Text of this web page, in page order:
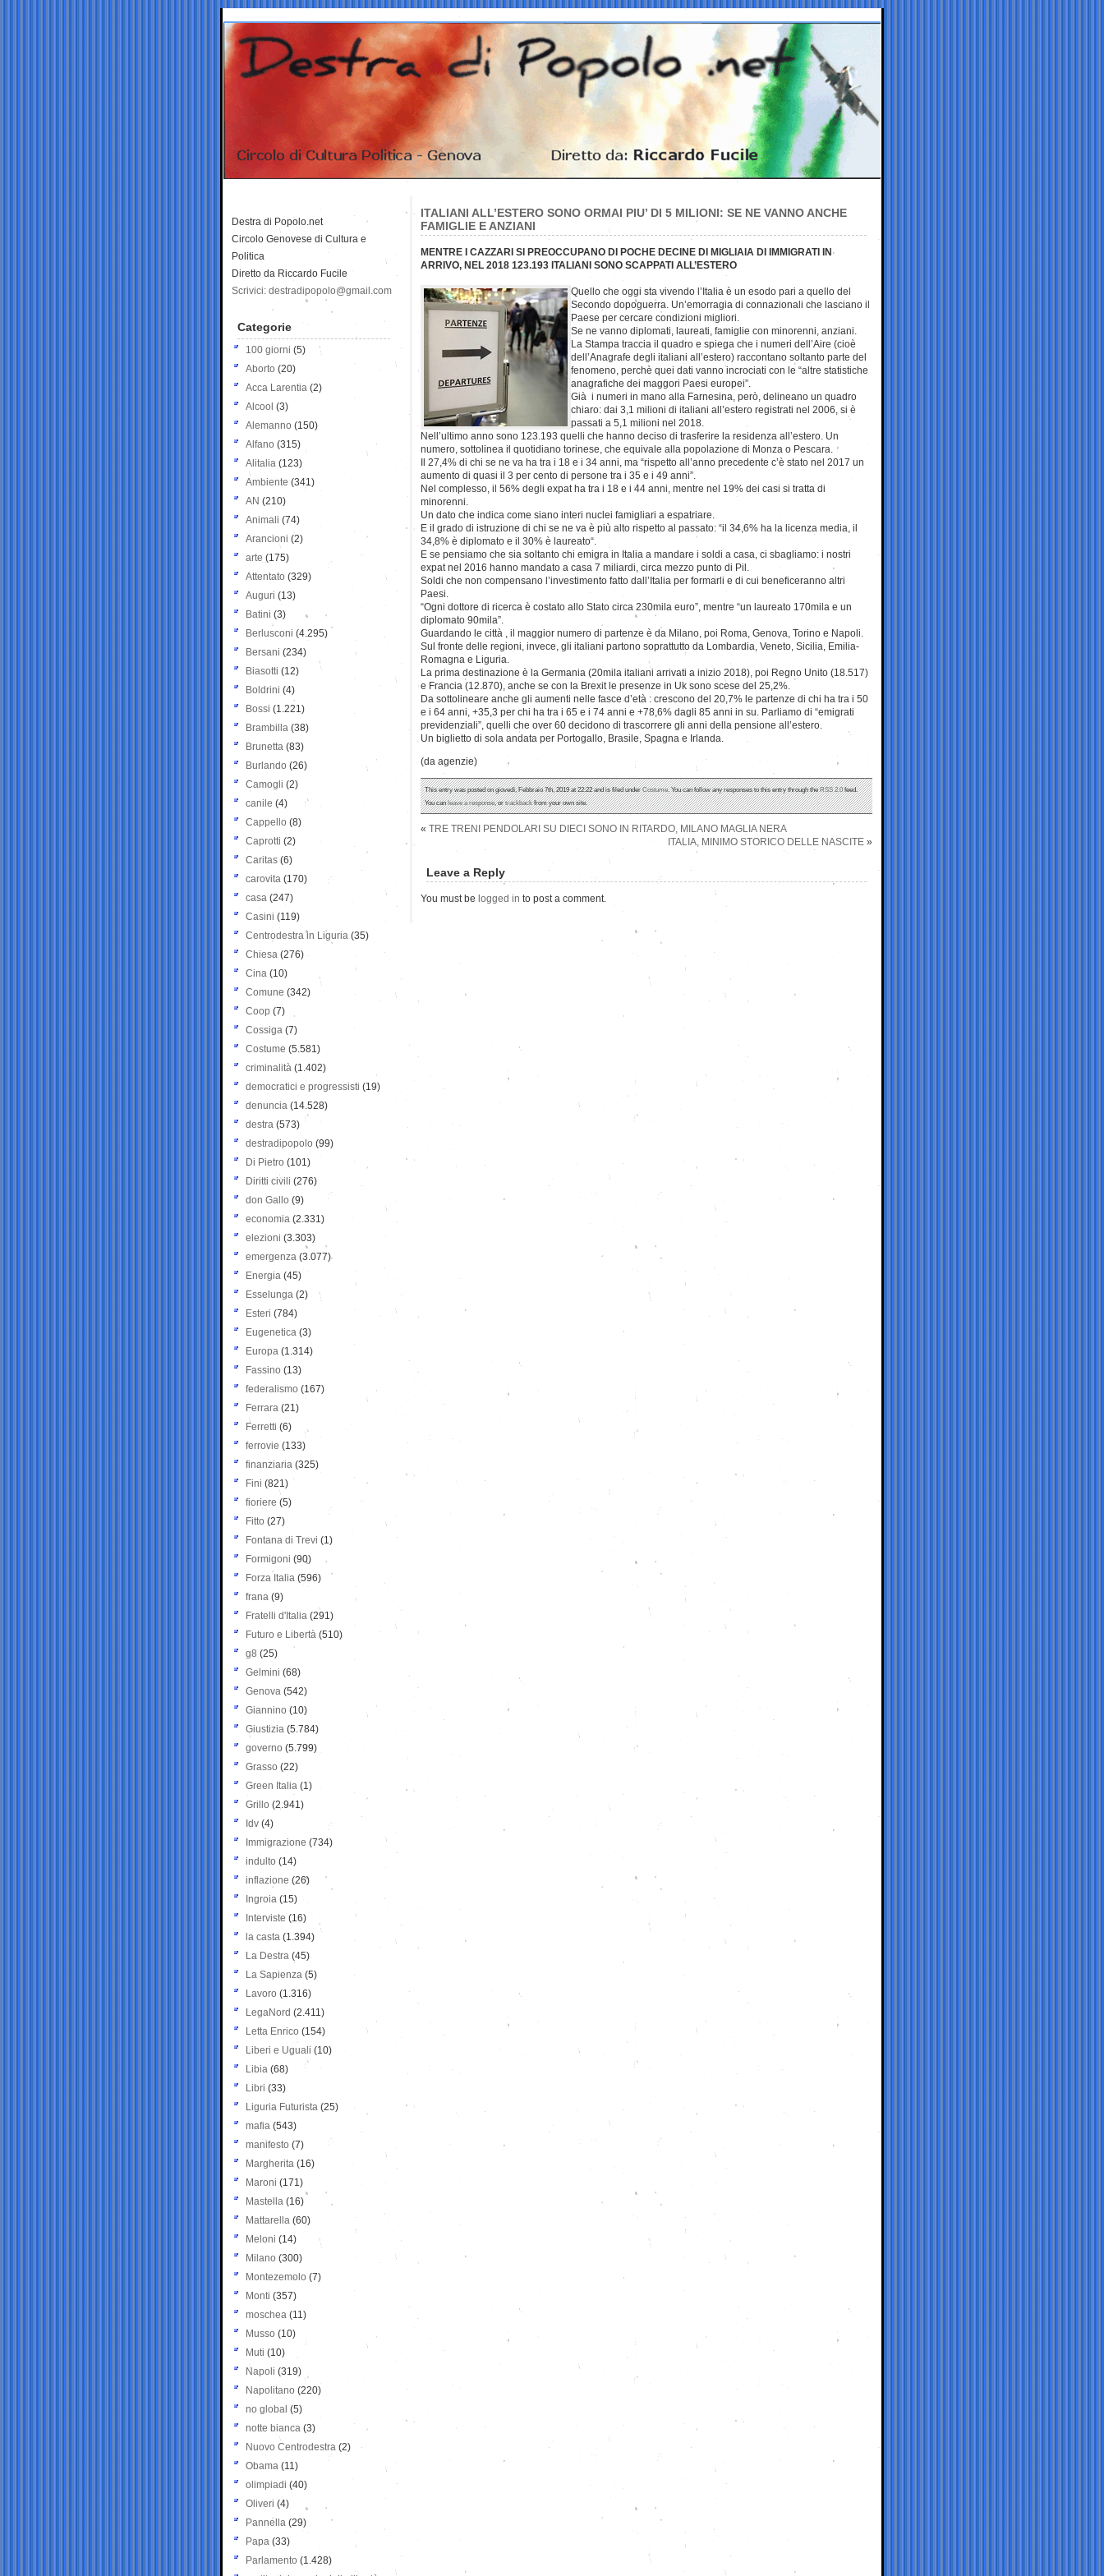
ITALIANI ALL’ESTERO SONO ORMAI PIU’ DI 5 MILIONI: SE NE VANNO ANCHE
FAMIGLIE E ANZIANI
MENTRE I CAZZARI SI PREOCCUPANO DI POCHE DECINE DI MIGLIAIA DI IMMIGRATI IN
ARRIVO, NEL 2018 123.193 ITALIANI SONO SCAPPATI ALL’ESTERO
Quello che oggi sta vivendo l’Italia è un esodo pari a quello del
Secondo dopoguerra. Un’emorragia di connazionali che lasciano il
Paese per cercare condizioni migliori.
Se ne vanno diplomati, laureati, famiglie con minorenni, anziani.
La Stampa traccia il quadro e spiega che i numeri dell’Aire (cioè
dell’Anagrafe degli italiani all’estero) raccontano soltanto parte del
fenomeno, perchè quei dati vanno incrociati con le “altre statistiche
anagrafiche dei maggori Paesi europei”.
Già i numeri in mano alla Farnesina, però, delineano un quadro
chiaro: dai 3,1 milioni di italiani all’estero registrati nel 2006, si è
passati a 5,1 milioni nel 2018.
Nell’ultimo anno sono 123.193 quelli che hanno deciso di trasferire la residenza all’estero. Un
numero, sottolinea il quotidiano torinese, che equivale alla popolazione di Monza o Pescara.
Il 27,4% di chi se ne va ha tra i 18 e i 34 anni, ma “rispetto all’anno precedente c’è stato nel 2017 un
aumento di quasi il 3 per cento di persone tra i 35 e i 49 anni”.
Nel complesso, il 56% degli expat ha tra i 18 e i 44 anni, mentre nel 19% dei casi si tratta di
minorenni.
Un dato che indica come siano interi nuclei famigliari a espatriare.
E il grado di istruzione di chi se ne va è più alto rispetto al passato: “il 34,6% ha la licenza media, il
34,8% è diplomato e il 30% è laureato“.
E se pensiamo che sia soltanto chi emigra in Italia a mandare i soldi a casa, ci sbagliamo: i nostri
expat nel 2016 hanno mandato a casa 7 miliardi, circa mezzo punto di Pil.
Soldi che non compensano l’investimento fatto dall’Italia per formarli e di cui beneficeranno altri
Paesi.
“Ogni dottore di ricerca è costato allo Stato circa 230mila euro”, mentre “un laureato 170mila e un
diplomato 90mila”.
Guardando le città , il maggior numero di partenze è da Milano, poi Roma, Genova, Torino e Napoli.
Sul fronte delle regioni, invece, gli italiani partono soprattutto da Lombardia, Veneto, Sicilia, Emilia-
Romagna e Liguria.
La prima destinazione è la Germania (20mila italiani arrivati a inizio 2018), poi Regno Unito (18.517)
e Francia (12.870), anche se con la Brexit le presenze in Uk sono scese del 25,2%.
Da sottolineare anche gli aumenti nelle fasce d’età : crescono del 20,7% le partenze di chi ha tra i 50
e i 64 anni, +35,3 per chi ha tra i 65 e i 74 anni e +78,6% dagli 85 anni in su. Parliamo di “emigrati
previdenziali”, quelli che over 60 decidono di trascorrere gli anni della pensione all’estero.
Un biglietto di sola andata per Portogallo, Brasile, Spagna e Irlanda.
(da agenzie)
This entry was posted on giovedì, Febbraio 7th, 2019 at 22:22 and is filed underCostume. You can follow any responses to this entry through theRSS 2.0feed.
You canleave a response, ortrackbackfrom your own site.
« TRE TRENI PENDOLARI SU DIECI SONO IN RITARDO, MILANO MAGLIA NERA
ITALIA, MINIMO STORICO DELLE NASCITE »
Leave a Reply
You must be logged in to post a comment.
Destra di Popolo.net
Circolo Genovese di Cultura e
Politica
Diretto da Riccardo Fucile
Scrivici: destradipopolo@gmail.com
Categorie
100 giorni (5)
Aborto (20)
Acca Larentia (2)
Alcool (3)
Alemanno (150)
Alfano (315)
Alitalia (123)
Ambiente (341)
AN (210)
Animali (74)
Arancioni (2)
arte (175)
Attentato (329)
Auguri (13)
Batini (3)
Berlusconi (4.295)
Bersani (234)
Biasotti (12)
Boldrini (4)
Bossi (1.221)
Brambilla (38)
Brunetta (83)
Burlando (26)
Camogli (2)
canile (4)
Cappello (8)
Caprotti (2)
Caritas (6)
carovita (170)
casa (247)
Casini (119)
Centrodestra in Liguria (35)
Chiesa (276)
Cina (10)
Comune (342)
Coop (7)
Cossiga (7)
Costume (5.581)
criminalità (1.402)
democratici e progressisti (19)
denuncia (14.528)
destra (573)
destradipopolo (99)
Di Pietro (101)
Diritti civili (276)
don Gallo (9)
economia (2.331)
elezioni (3.303)
emergenza (3.077)
Energia (45)
Esselunga (2)
Esteri (784)
Eugenetica (3)
Europa (1.314)
Fassino (13)
federalismo (167)
Ferrara (21)
Ferretti (6)
ferrovie (133)
finanziaria (325)
Fini (821)
fioriere (5)
Fitto (27)
Fontana di Trevi (1)
Formigoni (90)
Forza Italia (596)
frana (9)
Fratelli d'Italia (291)
Futuro e Libertà (510)
g8 (25)
Gelmini (68)
Genova (542)
Giannino (10)
Giustizia (5.784)
governo (5.799)
Grasso (22)
Green Italia (1)
Grillo (2.941)
Idv (4)
Immigrazione (734)
indulto (14)
inflazione (26)
Ingroia (15)
Interviste (16)
la casta (1.394)
La Destra (45)
La Sapienza (5)
Lavoro (1.316)
LegaNord (2.411)
Letta Enrico (154)
Liberi e Uguali (10)
Libia (68)
Libri (33)
Liguria Futurista (25)
mafia (543)
manifesto (7)
Margherita (16)
Maroni (171)
Mastella (16)
Mattarella (60)
Meloni (14)
Milano (300)
Montezemolo (7)
Monti (357)
moschea (11)
Musso (10)
Muti (10)
Napoli (319)
Napolitano (220)
no global (5)
notte bianca (3)
Nuovo Centrodestra (2)
Obama (11)
olimpiadi (40)
Oliveri (4)
Pannella (29)
Papa (33)
Parlamento (1.428)